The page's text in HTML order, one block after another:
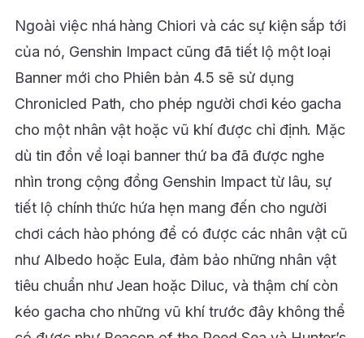
Ngoài việc nhá hàng Chiori và các sự kiện sắp tới
của nó, Genshin Impact cũng đã tiết lộ một loại
Banner mới cho Phiên bản 4.5 sẽ sử dụng
Chronicled Path, cho phép người chơi kéo gacha
cho một nhân vật hoặc vũ khí được chỉ định. Mặc
dù tin đồn về loại banner thứ ba đã được nghe
nhìn trong cộng đồng Genshin Impact từ lâu, sự
tiết lộ chính thức hứa hẹn mang đến cho người
chơi cách hào phóng để có được các nhân vật cũ
như Albedo hoặc Eula, đảm bảo những nhân vật
tiêu chuẩn như Jean hoặc Diluc, và thậm chí còn
kéo gacha cho những vũ khí trước đây không thể